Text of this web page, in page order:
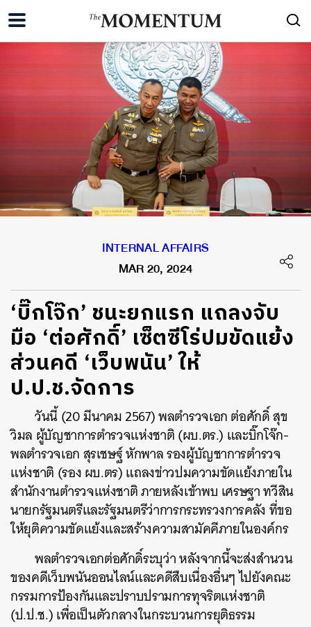
INTERNAL AFFAIRS
MAR 20, 2024
‘บิ๊กโจ๊ก’ ชนะยกแรก แถลงจับ
มือ ‘ต่อศักดิ์’ เซ็ตซีโร่ปมขัดแย้ง
ส่วนคดี ‘เว็บพนัน’ ให้
ป.ป.ช.จัดการ
วันนี้ (20 มีนาคม 2567) พลตำรวจเอก ต่อศักดิ์ สุข
วิมล ผู้บัญชาการตำรวจแห่งชาติ (ผบ.ตร.) และบิ๊กโจ๊ก-
พลตำรวจเอก สุรเชษฐ์ หักพาล รองผู้บัญชาการตำรวจ
แห่งชาติ (รอง ผบ.ตร) แถลงข่าวปมความขัดแย้งภายใน
สำนักงานตำรวจแห่งชาติ ภายหลังเข้าพบ เศรษฐา ทวีสิน
นายกรัฐมนตรีและรัฐมนตรีว่าการกระทรวงการคลัง ที่ขอ
ให้ยุติความขัดแย้งและสร้างความสามัคคีภายในองค์กร
พลตำรวจเอกต่อศักดิ์ระบุว่า หลังจากนี้จะส่งสำนวน
ของคดีเว็บพนันออนไลน์และคดีสืบเนื่องอื่นๆ ไปยังคณะ
กรรมการป้องกันและปราบปรามการทุจริตแห่งชาติ
(ป.ป.ช.) เพื่อเป็นตัวกลางในกระบวนการยุติธรรม